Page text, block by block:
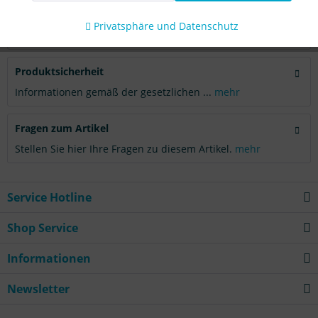
Bewertungen lesen, schreiben und diskutieren...
Produktsicherheit
Informationen gemäß der gesetzlichen ... mehr
Fragen zum Artikel
Stellen Sie hier Ihre Fragen zu diesem Artikel. mehr
Service Hotline
Shop Service
Informationen
Newsletter
Privatsphäre und Datenschutz